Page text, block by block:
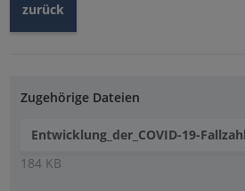
zurück
Zugehörige Dateien
Entwicklung_der_COVID-19-
184 KB